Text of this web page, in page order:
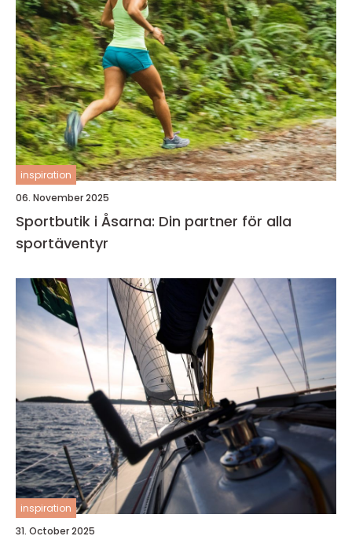
inspiration
06. November 2025
Sportbutik i Åsarna: Din partner för alla
sportäventyr
inspiration
31. October 2025